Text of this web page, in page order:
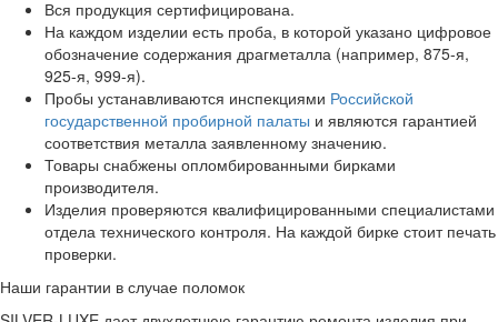
Вся продукция сертифицирована.
На каждом изделии есть проба, в которой указано цифровое
обозначение содержания драгметалла (например, 875-я,
925-я, 999-я).
Пробы устанавливаются инспекциями Российской
государственной пробирной палаты и являются гарантией
соответствия металла заявленному значению.
Товары снабжены опломбированными бирками
производителя.
Изделия проверяются квалифицированными специалистами
отдела технического контроля. На каждой бирке стоит печать
проверки.
Наши гарантии в случае поломок